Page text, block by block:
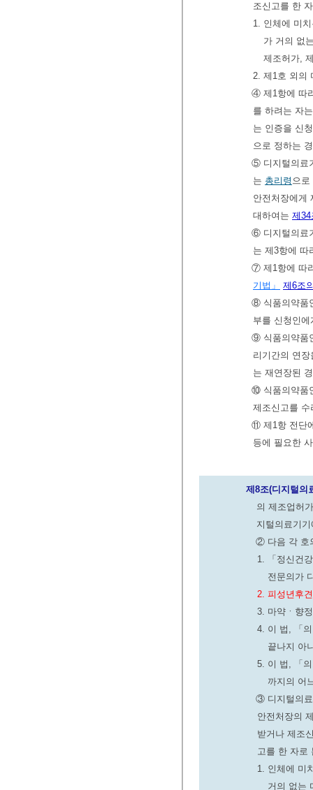
조신고를 한
1. 인체에 미
가 거의 없
제조허가,
2. 제1호 외의
④ 제1항에 따
를 하려는 자
는 인증을 신
으로 정하는
⑤ 디지털의료
는 총리령 으로
안전처장에게
대하여는 제34
⑥ 디지털의료
는 제3항에 따
⑦ 제1항에 따
기법」
제6조
⑧ 식품의약품
부를 신청인
⑨ 식품의약품
리기간의 연
는 재연장된
⑩ 식품의약품
제조신고를
⑪ 제1항 전단
등에 필요한
제8조(디지털의
의 제조업허
지털의료기
② 다음 각 호
1. 「정신건
전문의가
2. 피성년후
3. 마약ㆍ향
4. 이 법, 「
끝나지 아
5. 이 법, 「
까지의 어
③ 디지털의료
안전처장의
받거나 제조
고를 한 자로
1. 인체에 미
거의 없는